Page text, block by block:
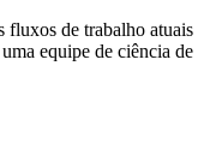
fluxos de trabalho atuais
equipe de ciência de